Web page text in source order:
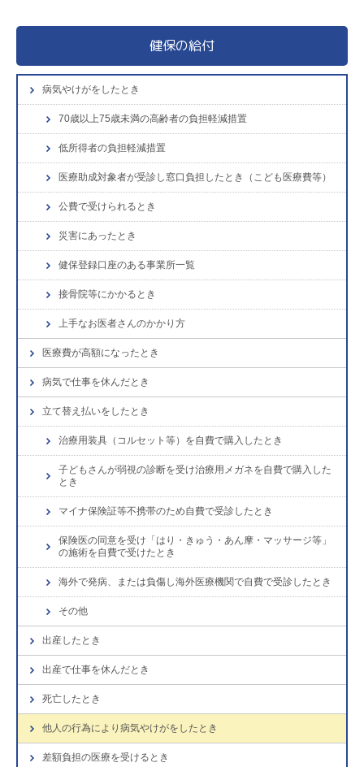
健保の給付
病気やけがをしたとき
70歳以上75歳未満の高齢者の負担軽減措置
低所得者の負担軽減措置
医療助成対象者が受診し窓口負担したとき（こども医療費等）
公費で受けられるとき
災害にあったとき
健保登録口座のある事業所一覧
接骨院等にかかるとき
上手なお医者さんのかかり方
医療費が高額になったとき
病気で仕事を休んだとき
立て替え払いをしたとき
治療用装具（コルセット等）を自費で購入したとき
子どもさんが弱視の診断を受け治療用メガネを自費で購入した
とき
マイナ保険証等不携帯のため自費で受診したとき
保険医の同意を受け「はり・きゅう・あん摩・マッサージ等」
の施術を自費で受けたとき
海外で発病、または負傷し海外医療機関で自費で受診したとき
その他
出産したとき
出産で仕事を休んだとき
死亡したとき
他人の行為により病気やけがをしたとき
差額負担の医療を受けるとき